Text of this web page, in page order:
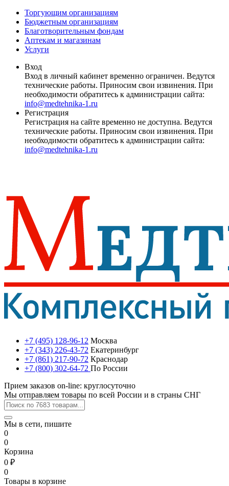
Торгующим организациям
Бюджетным организациям
Благотворительным фондам
Аптекам и магазинам
Услуги
Вход
Вход в личный кабинет временно ограничен. Ведутся
технические работы. Приносим свои извинения. При
необходимости обратитесь к администрации сайта:
info@medtehnika-1.ru
Регистрация
Регистрация на сайте временно не доступна. Ведутся
технические работы. Приносим свои извинения. При
необходимости обратитесь к администрации сайта:
info@medtehnika-1.ru
+7 (495) 128-96-12 Москва
+7 (343) 226-43-72 Екатеринбург
+7 (861) 217-90-72 Краснодар
+7 (800) 302-64-72 По России
Прием заказов on-line: круглосуточно
Мы отправляем товары по всей России и в страны СНГ
Мы в сети, пишите
0
0
Корзина
0 ₽
0
Товары в корзине